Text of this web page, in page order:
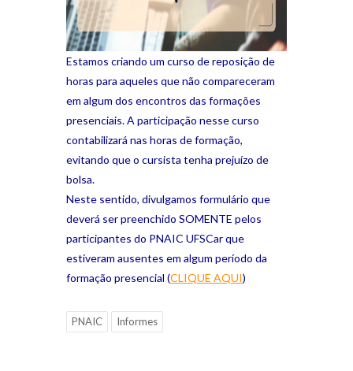
Estamos criando um curso de reposição de
horas para aqueles que não compareceram
em algum dos encontros das formações
presenciais. A participação nesse curso
contabilizará nas horas de formação,
evitando que o cursista tenha prejuízo de
bolsa.
Neste sentido, divulgamos formulário que
deverá ser preenchido SOMENTE pelos
participantes do PNAIC UFSCar que
estiveram ausentes em algum período da
formação presencial (CLIQUE AQUI)
PNAIC Informes